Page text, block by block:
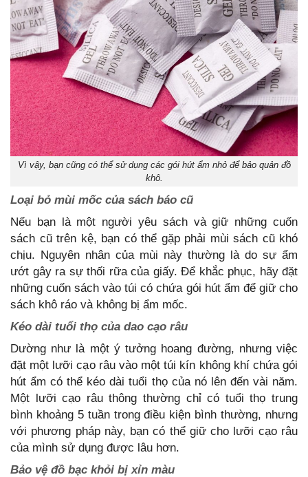
Vì vậy, bạn cũng có thể sử dụng các gói hút ẩm nhỏ để bảo quản đồ
khô.
Loại bỏ mùi mốc của sách báo cũ
Nếu bạn là một người yêu sách và giữ những cuốn
sách cũ trên kệ, bạn có thể gặp phải mùi sách cũ khó
chịu. Nguyên nhân của mùi này thường là do sự ẩm
ướt gây ra sự thối rữa của giấy. Để khắc phục, hãy đặt
những cuốn sách vào túi có chứa gói hút ẩm để giữ cho
sách khô ráo và không bị ẩm mốc.
Kéo dài tuổi thọ của dao cạo râu
Dường như là một ý tưởng hoang đường, nhưng việc
đặt một lưỡi cạo râu vào một túi kín không khí chứa gói
hút ẩm có thể kéo dài tuổi thọ của nó lên đến vài năm.
Một lưỡi cạo râu thông thường chỉ có tuổi thọ trung
bình khoảng 5 tuần trong điều kiện bình thường, nhưng
với phương pháp này, bạn có thể giữ cho lưỡi cạo râu
của mình sử dụng được lâu hơn.
Bảo vệ đồ bạc khỏi bị xỉn màu